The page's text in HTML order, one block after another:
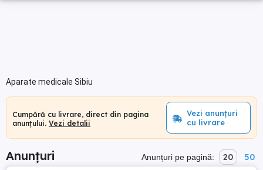
Aparate medicale Sibiu
Cumpără cu livrare, direct din pagina
anunțului. Vezi detalii
Vezi anunțuri
cu livrare
Anunțuri Anunțuri pe pagină: 20 50